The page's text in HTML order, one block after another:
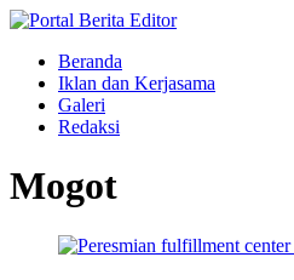
Beranda
Iklan dan Kerjasama
Galeri
Redaksi
Mogot